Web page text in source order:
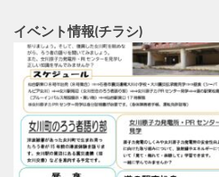
イベント情報(チラシ)